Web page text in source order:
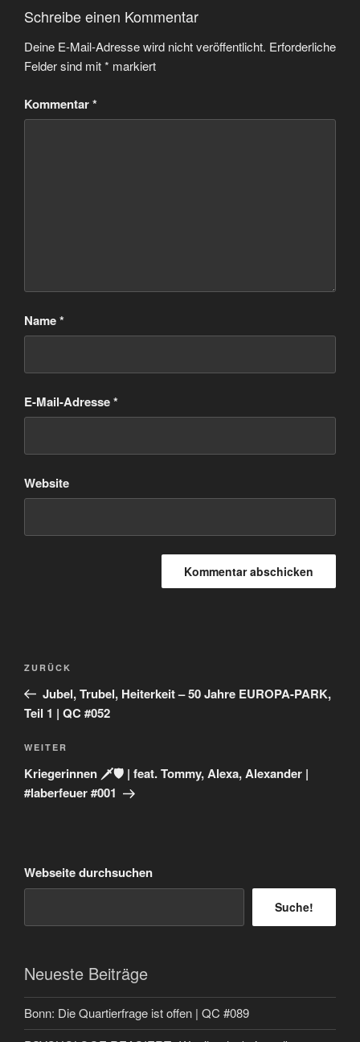
Schreibe einen Kommentar
Deine E-Mail-Adresse wird nicht veröffentlicht. Erforderliche
Felder sind mit* markiert
Kommentar*
Name*
E-Mail-Adresse*
Website
Beitragsnavigation
Vorheriger
Beitrag
ZURÜCK
Jubel, Trubel, Heiterkeit – 50 Jahre EUROPA-PARK,
Teil 1 | QC #052
Nächster
Beitrag
WEITER
Kriegerinnen 🗡️🛡️ | feat. Tommy, Alexa, Alexander |
#laberfeuer #001
Webseite durchsuchen
Suche!
Neueste Beiträge
Bonn: Die Quartierfrage ist offen | QC #089